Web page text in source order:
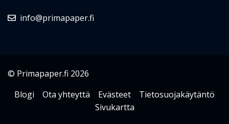
info@primapaper.fi
© Primapaper.fi 2026
Blogi
Ota yhteyttä Evästeet
Tietosuojakäytäntö
Sivukartta